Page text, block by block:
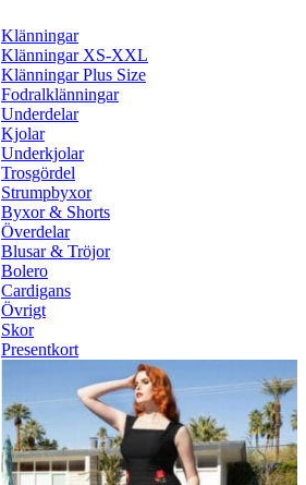
Klänningar
Klänningar XS-XXL
Klänningar Plus Size
Fodralklänningar
Underdelar
Kjolar
Underkjolar
Trosgördel
Strumpbyxor
Byxor & Shorts
Överdelar
Blusar & Tröjor
Bolero
Cardigans
Övrigt
Skor
Presentkort